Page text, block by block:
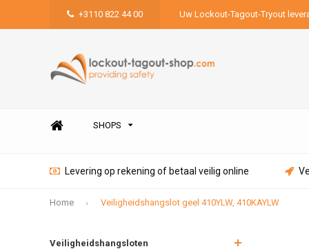
+3110 822 44 00 Uw Lockout-Tagout-Tryout
SHOPS
Levering op rekening of betaal veilig online
Home Veiligheidshangslot geel 410YLW, 410KAYLW
Veiligheidshangsloten